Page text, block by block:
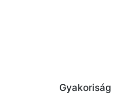
Gyakoriság